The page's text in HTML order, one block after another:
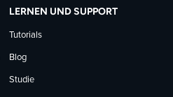
LERNEN UND SUPPORT
Tutorials
Blog
Studie